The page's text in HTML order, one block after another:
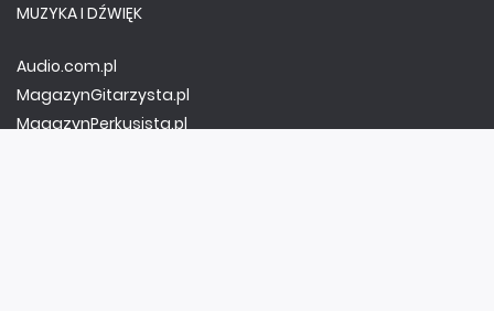
MUZYKA I DŹWIĘK
Audio.com.pl
MagazynGitarzysta.pl
MagazynPerkusista.pl